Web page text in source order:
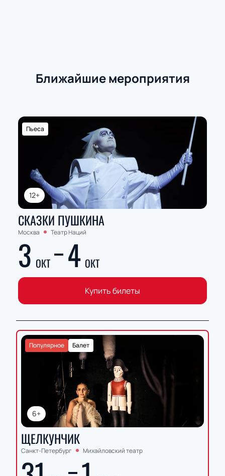
Ближайшие мероприятия
12+
Пьеса
СКАЗКИ ПУШКИНА
Москва Театр Наций
3 ОКТ 4 ОКТ
Купить билеты
6+
Балет
Популярное
ЩЕЛКУНЧИК
Санкт-Петербург Михайловский театр